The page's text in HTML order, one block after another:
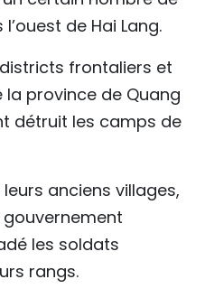
de Hai Lang.
frontaliers et
la province de Quang
détruit les camps de
anciens villages,
les soldats
rangs.